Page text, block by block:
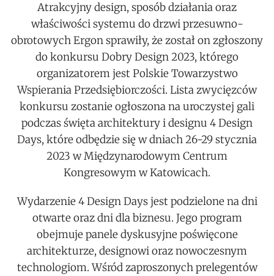
Atrakcyjny design, sposób działania oraz
właściwości systemu do drzwi przesuwno-
obrotowych Ergon sprawiły, że został on zgłoszony
do konkursu Dobry Design 2023, którego
organizatorem jest Polskie Towarzystwo
Wspierania Przedsiębiorczości. Lista zwycięzców
konkursu zostanie ogłoszona na uroczystej gali
podczas święta architektury i designu 4 Design
Days, które odbędzie się w dniach 26-29 stycznia
2023 w Międzynarodowym Centrum
Kongresowym w Katowicach.
Wydarzenie 4 Design Days jest podzielone na dni
otwarte oraz dni dla biznesu. Jego program
obejmuje panele dyskusyjne poświęcone
architekturze, designowi oraz nowoczesnym
technologiom. Wśród zaproszonych prelegentów